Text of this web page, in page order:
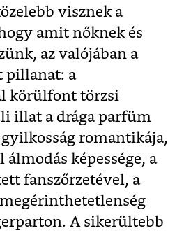
visznek a
amit nőknek és
az valójában a
pillanat: a
körülfont törzsi
illat a drága parfüm
gyilkosság romantikája,
képessége, a
fanszőrzetével, a
A sikerültebb